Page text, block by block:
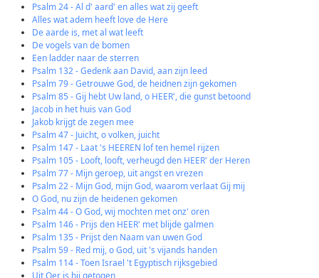
Psalm 24 - Al d' aard' en alles wat zij geeft
Alles wat adem heeft love de Here
De aarde is, met al wat leeft
De vogels van de bomen
Een ladder naar de sterren
Psalm 132 - Gedenk aan David, aan zijn leed
Psalm 79 - Getrouwe God, de heidnen zijn gekomen
Psalm 85 - Gij hebt Uw land, o HEER', die gunst betoond
Jacob in het huis van God
Jakob krijgt de zegen mee
Psalm 47 - Juicht, o volken, juicht
Psalm 147 - Laat 's HEEREN lof ten hemel rijzen
Psalm 105 - Looft, looft, verheugd den HEER' der Heren
Psalm 77 - Mijn geroep, uit angst en vrezen
Psalm 22 - Mijn God, mijn God, waarom verlaat Gij mij
O God, nu zijn de heidenen gekomen
Psalm 44 - O God, wij mochten met onz' oren
Psalm 146 - Prijs den HEER' met blijde galmen
Psalm 135 - Prijst den Naam van uwen God
Psalm 59 - Red mij, o God, uit 's vijands handen
Psalm 114 - Toen Israel 't Egyptisch rijksgebied
Uit Oer is hij getogen